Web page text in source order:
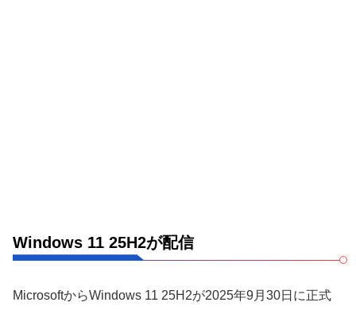
Windows 11 25H2が配信
MicrosoftからWindows 11 25H2が2025年9月30日に正式